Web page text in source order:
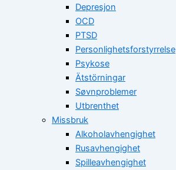
Depresjon
OCD
PTSD
Personlighetsforstyrrelse
Psykose
Ätstörningar
Søvnproblemer
Utbrenthet
Missbruk
Alkoholavhengighet
Rusavhengighet
Spilleavhengighet